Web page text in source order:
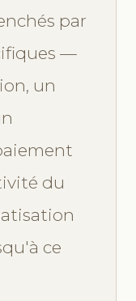
par
—
un
du
ce